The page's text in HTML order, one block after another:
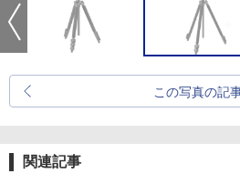
この写真の記
関連記事